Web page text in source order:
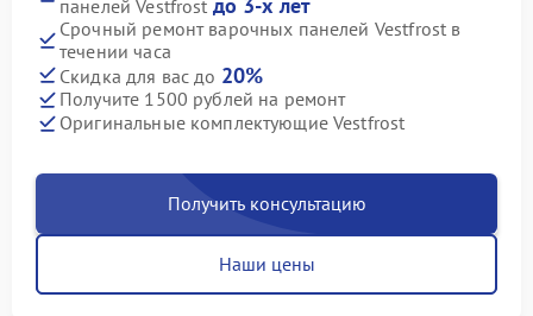
панелей Vestfrost
Срочный ремонт варочных панелей Vestfrost в
течении часа
Скидка для вас до 20%
Получите 1500 рублей на ремонт
Оригинальные комплектующие Vestfrost
Получить консультацию
Наши цены